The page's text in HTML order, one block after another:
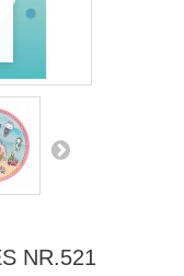
NR.521